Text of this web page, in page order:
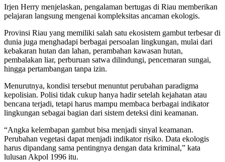
Irjen Herry menjelaskan, pengalaman bertugas di Riau memberikan
pelajaran langsung mengenai kompleksitas ancaman ekologis.
Provinsi Riau yang memiliki salah satu ekosistem gambut terbesar di
dunia juga menghadapi berbagai persoalan lingkungan, mulai dari
kebakaran hutan dan lahan, perambahan kawasan hutan,
pembalakan liar, perburuan satwa dilindungi, pencemaran sungai,
hingga pertambangan tanpa izin.
Menurutnya, kondisi tersebut menuntut perubahan paradigma
kepolisian. Polisi tidak cukup hanya hadir setelah kejahatan atau
bencana terjadi, tetapi harus mampu membaca berbagai indikator
lingkungan sebagai bagian dari sistem deteksi dini keamanan.
“Angka kelembapan gambut bisa menjadi sinyal keamanan.
Perubahan vegetasi dapat menjadi indikator risiko. Data ekologis
harus dipandang sama pentingnya dengan data kriminal,” kata
lulusan Akpol 1996 itu.